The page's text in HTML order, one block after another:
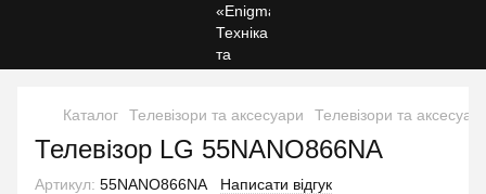
Каталог Телевізори та аксесуари Телевізори та
Телевізор LG 55NANO866NA
Артикул: 55NANO866NA Написати відгук